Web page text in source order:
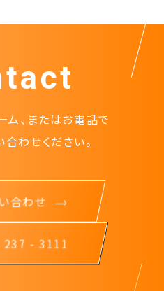
ム、またはお電話で
わせください。
合わせ
- 3111